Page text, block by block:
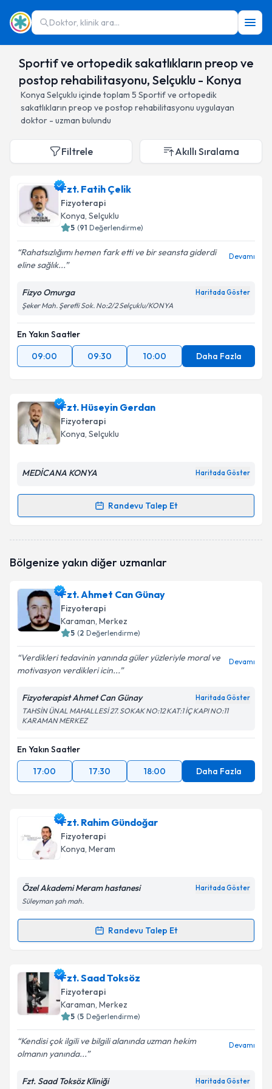
Doktor, klinik ara...
Sportif ve ortopedik sakatlıkların preop ve
postop rehabilitasyonu, Selçuklu - Konya
Konya Selçuklu içinde toplam 5 Sportif ve ortopedik
sakatlıkların preop ve postop rehabilitasyonu uygulayan
doktor - uzman bulundu
Filtrele Akıllı Sıralama
Fzt. Fatih Çelik
Fizyoterapi
Konya, Selçuklu
5 (91 Değerlendirme)
Rahatsızlığımı hemen fark etti ve bir seansta giderdi
eline sağlık...
Devamı
Fizyo Omurga Haritada Göster
Şeker Mah. Şerefli Sok. No:2/2 Selçuklu/KONYA
En Yakın Saatler
09:00
09:30 10:00 Daha Fazla
Fzt. Hüseyin Gerdan
Fizyoterapi
Konya, Selçuklu
MEDİCANA KONYA Haritada Göster
Randevu Talep Et
Randevu Takvimi Talebi
oluşturun. Size bu uzmandan randevu almanız için bir
E-posta Adresiniz
Kişisel verilerimin işlenmesine ilişkinAydınlatma
Metni'ni okudum ve kişisel verilerimin belirtilen
Bölgenize yakın diğer uzmanlar
Fzt. Ahmet Can Günay
Fizyoterapi
Karaman, Merkez
5 (2 Değerlendirme)
Verdikleri tedavinin yanında güler yüzleriyle moral ve
motivasyon verdikleri icin...
Devamı
Fizyoterapist Ahmet Can Günay Haritada Göster
TAHSİN ÜNAL MAHALLESİ 27. SOKAK NO:12 KAT:1 İÇ KAPI NO:11
KARAMAN MERKEZ
En Yakın Saatler
17:00
17:30 18:00 Daha Fazla
Fzt. Rahim Gündoğar
Fizyoterapi
Konya, Meram
Özel Akademi Meram hastanesi Haritada Göster
Süleyman şah mah.
Randevu Talep Et
Randevu Takvimi Talebi
Fzt. Rahim Gündoğariçin randevu takvimi talebi
oluşturun. Size bu uzmandan randevu almanız için bir
takvim hazırlandığında e-posta ile bilgilendireceğiz.
Kişisel verilerimin işlenmesine ilişkin Aydınlatma
Fzt. Saad Toksöz
Fizyoterapi
Karaman, Merkez
5 (5 Değerlendirme)
Kendisi çok ilgili ve bilgili alanında uzman hekim
olmanın yanında...
Devamı
Fzt. Saad Toksöz Kliniği Haritada Göster